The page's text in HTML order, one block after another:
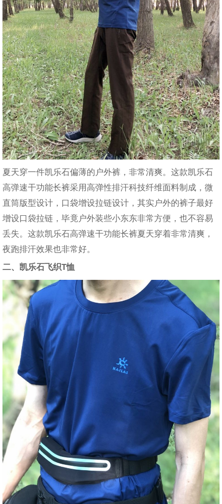
夏天穿一件凯乐石偏薄的户外裤，非常清爽。这款凯乐石
高弹速干功能长裤采用高弹性排汗科技纤维面料制成，微
直筒版型设计，口袋增设拉链设计，其实户外的裤子最好
增设口袋拉链，毕竟户外装些小东东非常方便，也不容易
丢失。 这款凯乐石高弹速干功能长裤夏天穿着非常清爽，
夜跑排汗效果也非常好。
二、凯乐石飞织T恤